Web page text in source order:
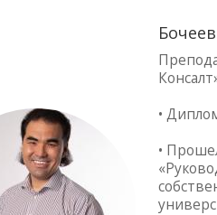
•
•